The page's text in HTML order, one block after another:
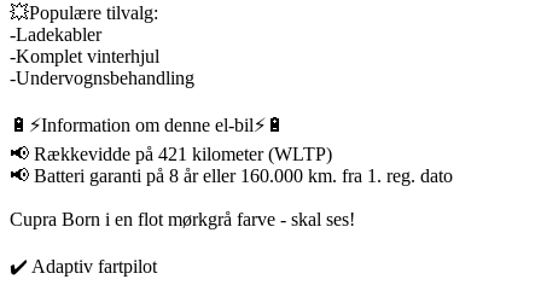
💥Populære tilvalg:
-Ladekabler
-Komplet vinterhjul
-Undervognsbehandling
🔋⚡️Information om denne el-bil⚡️🔋
📢 Rækkevidde på 421 kilometer (WLTP)
📢 Batteri garanti på 8 år eller 160.000 km. fra 1. reg. dato
Cupra Born i en flot mørkgrå farve - skal ses!
✔️ Adaptiv fartpilot